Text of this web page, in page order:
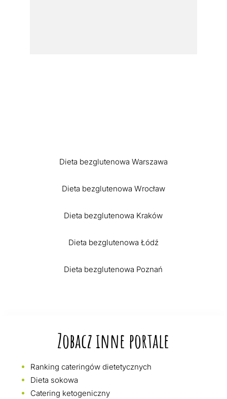
Dieta bezglutenowa Warszawa
Dieta bezglutenowa Wrocław
Dieta bezglutenowa Kraków
Dieta bezglutenowa Łódź
Dieta bezglutenowa Poznań
Zobacz inne portale
Ranking cateringów dietetycznych
Dieta sokowa
Catering ketogeniczny